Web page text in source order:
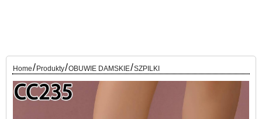
Home/ Produkty/OBUWIE DAMSKIE/SZPILKI